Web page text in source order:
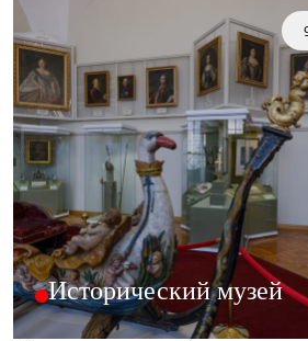
Исторический музей